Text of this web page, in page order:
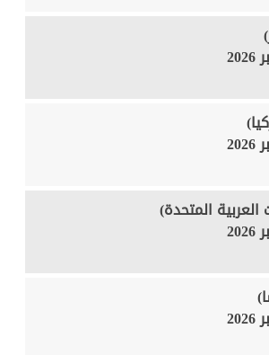
العربية المتحدة)